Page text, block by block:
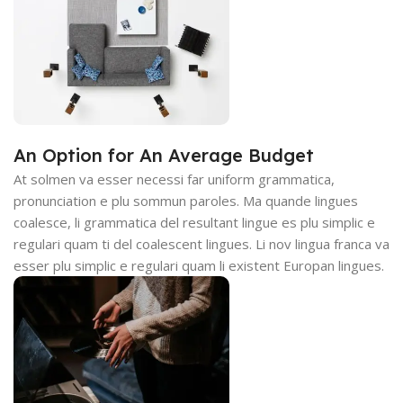
An Option for An Average Budget
At solmen va esser necessi far uniform grammatica,
pronunciation e plu sommun paroles. Ma quande lingues
coalesce, li grammatica del resultant lingue es plu simplic e
regulari quam ti del coalescent lingues. Li nov lingua franca va
esser plu simplic e regulari quam li existent Europan lingues.